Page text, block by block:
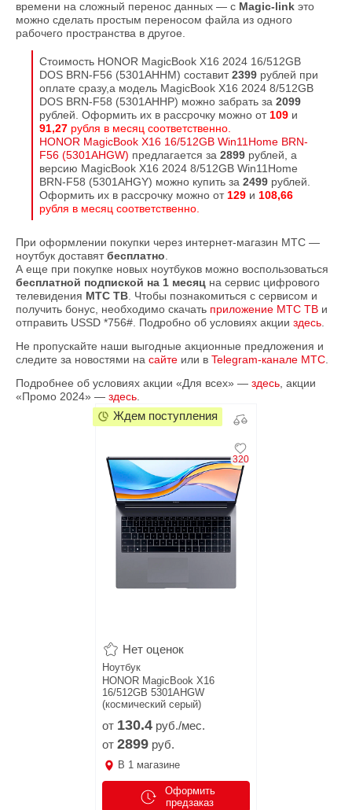
времени на сложный перенос данных — с Magic-link это
можно сделать простым переносом файла из одного
рабочего пространства в другое.
Стоимость HONOR MagicBook X16 2024 16/512GB
DOS BRN-F56 (5301AHHM) составит2399 рублей при
оплате сразу,а модель MagicBook X16 2024 8/512GB
DOS BRN-F58 (5301AHHP) можно забрать за 2099
рублей. Оформить их в рассрочку можно от 109 и
91,27 рубля в месяц соответственно.
HONOR MagicBook X16 16/512GB Win11Home BRN-
F56 (5301AHGW) предлагается за 2899 рублей, а
версию MagicBook X16 2024 8/512GB Win11Home
BRN-F58 (5301AHGY) можно купить за 2499 рублей.
Оформить их в рассрочку можно от 129 и 108,66
рубля в месяц соответственно.
При оформлении покупки через интернет-магазин МТС —
ноутбук доставятбесплатно.
А еще при покупке новых ноутбуков можно воспользоваться
бесплатной подпиской на 1 месяц на сервис цифрового
телевидения МТС ТВ. Чтобы познакомиться с сервисом и
получить бонус, необходимо скачать приложение МТС ТВ и
отправить USSD *756#. Подробно об условиях акции здесь.
Не пропускайте наши выгодные акционные предложения и
следите за новостями на сайте или в Telegram-канале МТС.
Подробнее об условиях акции «Для всех» — здесь, акции
«Промо 2024» — здесь.
320
Нет оценок
Ноутбук
HONOR MagicBook X16
16/512GB 5301AHGW
(космический серый)
от 130.4 руб./мес.
от 2899 руб.
В 1 магазине
Оформить
предзаказ
Ждем поступления